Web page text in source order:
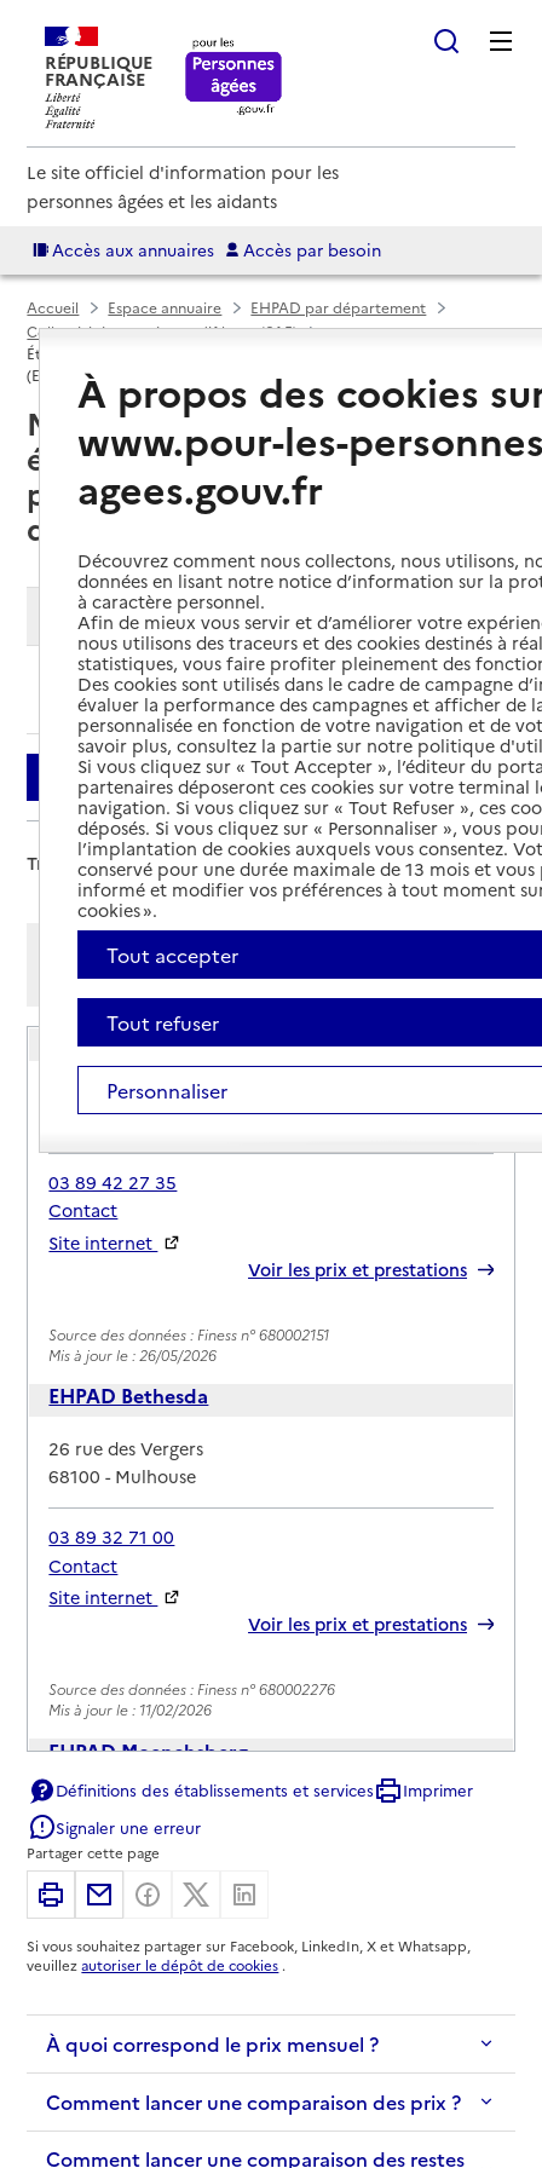
RÉPUBLIQUE
FRANÇAISE
Le site officiel d'information pour les
personnes âgées et les aidants
Accès aux annuaires Accès par besoin
Accueil Espace annuaire
EHPAD par département
Collectivité européenne d'Alsace (6AE)
Établissement d'hébergement pour personnes âgées dépendantes
(EHPAD)
Mulhouse (68100) : liste des 8
établissements d'hébergement
pour personnes âgées
dépendantes (EHPAD)
Modifier ma recherche
Ajouter cette recherche aux favoris
Filtrer
Trier par :
Afficher les résultats par:
Mode liste
Mode carte
EHPAD Le Beau Regard
Adresse
18 rue du Beau Regard
68100-Mulhouse
03 89 42 27 35
Contact
Site internet
Voir les prix et prestations
Source des données : Finess n° 680002151
Mis à jour le : 26/05/2026
EHPAD Bethesda
Adresse
26 rue des Vergers
68100-Mulhouse
03 89 32 71 00
Contact
Site internet
Voir les prix et prestations
Source des données : Finess n° 680002276
Mis à jour le : 11/02/2026
EHPAD Moenchsberg
Adresse
5 rue du Docteur Léon Mangeney
68100-Mulhouse
03 89 64 61 72
Contact
Site internet
Rapport HAS
Voir les prix et prestations
Source des données : Finess n° 680010865
Mis à jour le : 27/01/2026
EHPAD Saint-Damien
Adresse
23 avenue de la 1ère Division Blindée
Définitions des établissements et services
Imprimer
Signaler une erreur
Partager cette page
ImprimerPartager par email
Partager sur Facebook
Partager sur X
Si vous souhaitez partager sur Facebook, LinkedIn, X et Whatsapp,
veuillezautoriser le dépôt de cookies .
À quoi correspond le prix mensuel ?
Comment lancer une comparaison des prix ?
Comment lancer une comparaison des restes
À propos des cookies
www.pour-les-
agees.gouv.fr
Découvrez comment nous collectons, nous utilisons,
données en lisant notre notice d’information sur la
à caractère personnel.
Afin de mieux vous servir et d’améliorer votre
nous utilisons des traceurs et des cookies destinés à
statistiques, vous faire profiter pleinement des
Des cookies sont utilisés dans le cadre de campagne
évaluer la performance des campagnes et afficher de
personnalisée en fonction de votre navigation et de
savoir plus, consultez la partie sur notre politique
Si vous cliquez sur « Tout Accepter », l’éditeur du
partenaires déposeront ces cookies sur votre terminal
navigation. Si vous cliquez sur « Tout Refuser », ces
déposés. Si vous cliquez sur « Personnaliser », vous
l’implantation de cookies auxquels vous consentez.
conservé pour une durée maximale de 13 mois et
informé et modifier vos préférences à tout moment
cookies ».
Tout accepter
Tout refuser
Personnaliser